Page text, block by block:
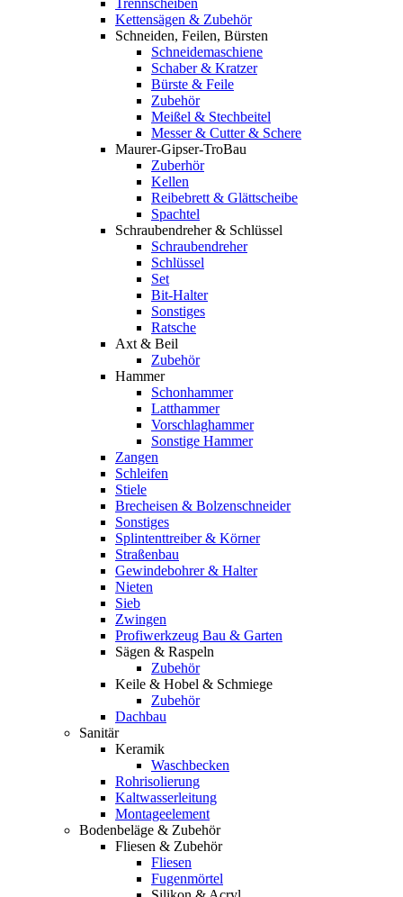
Trennscheiben
Kettensägen & Zubehör
Schneiden, Feilen, Bürsten
Schneidemaschiene
Schaber & Kratzer
Bürste & Feile
Zubehör
Meißel & Stechbeitel
Messer & Cutter & Schere
Maurer-Gipser-TroBau
Zuberhör
Kellen
Reibebrett & Glättscheibe
Spachtel
Schraubendreher & Schlüssel
Schraubendreher
Schlüssel
Set
Bit-Halter
Sonstiges
Ratsche
Axt & Beil
Zubehör
Hammer
Schonhammer
Latthammer
Vorschlaghammer
Sonstige Hammer
Zangen
Schleifen
Stiele
Brecheisen & Bolzenschneider
Sonstiges
Splintenttreiber & Körner
Straßenbau
Gewindebohrer & Halter
Nieten
Sieb
Zwingen
Profiwerkzeug Bau & Garten
Sägen & Raspeln
Zubehör
Keile & Hobel & Schmiege
Zubehör
Dachbau
Sanitär
Keramik
Waschbecken
Rohrisolierung
Kaltwasserleitung
Montageelement
Bodenbeläge & Zubehör
Fliesen & Zubehör
Fliesen
Fugenmörtel